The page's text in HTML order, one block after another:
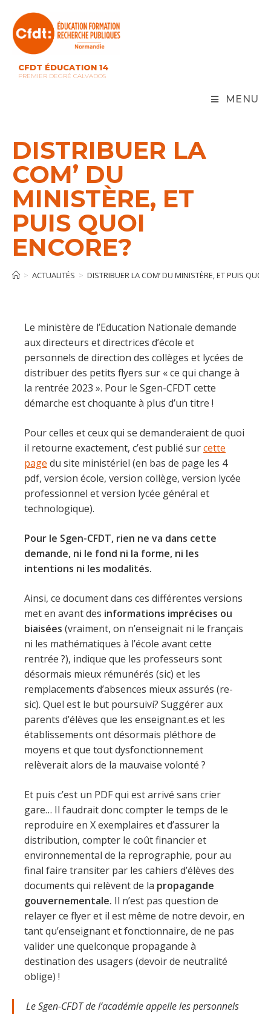
content
CFDT ÉDUCATION 14
PREMIER DEGRÉ CALVADOS
MENU
DISTRIBUER LA
COM’ DU
MINISTÈRE, ET
PUIS QUOI
ENCORE?
> ACTUALITÉS > DISTRIBUER LA COM’ DU MINISTÈRE, ET PUIS QUOI
Le ministère de l’Education Nationale demande
aux directeurs et directrices d’école et
personnels de direction des collèges et lycées de
distribuer des petits flyers sur « ce qui change à
la rentrée 2023 ». Pour le Sgen-CFDT cette
démarche est choquante à plus d’un titre !
Pour celles et ceux qui se demanderaient de quoi
il retourne exactement, c’est publié surcette
page du site ministériel (en bas de page les 4
pdf, version école, version collège, version lycée
professionnel et version lycée général et
technologique).
Pour le Sgen-CFDT, rien ne va dans cette
demande, ni le fond ni la forme, ni les
intentions ni les modalités.
Ainsi, ce document dans ces différentes versions
met en avant des informations imprécises ou
biaisées (vraiment, on n’enseignait ni le français
ni les mathématiques à l’école avant cette
rentrée ?), indique que les professeurs sont
désormais mieux rémunérés (sic) et les
remplacements d’absences mieux assurés (re-
sic). Quel est le but poursuivi? Suggérer aux
parents d’élèves que les enseignant.es et les
établissements ont désormais pléthore de
moyens et que tout dysfonctionnement
relèverait alors de la mauvaise volonté ?
Et puis c’est un PDF qui est arrivé sans crier
gare… Il faudrait donc compter le temps de le
reproduire en X exemplaires et d’assurer la
distribution, compter le coût financier et
environnemental de la reprographie, pour au
final faire transiter par les cahiers d’élèves des
documents qui relèvent de la propagande
gouvernementale. Il n’est pas question de
relayer ce flyer et il est même de notre devoir, en
tant qu’enseignant et fonctionnaire, de ne pas
valider une quelconque propagande à
destination des usagers (devoir de neutralité
oblige) !
Le Sgen-CFDT de l’académie appelle les personnels